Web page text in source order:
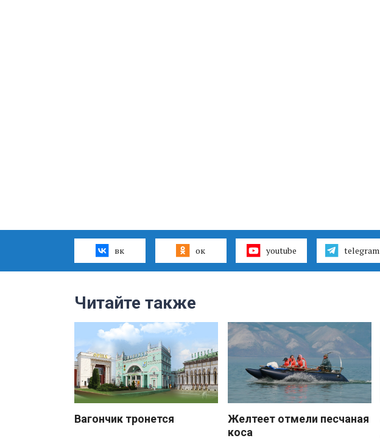
вк ок youtube telegram
Читайте также
Вагончик тронется
Желтеет отмели песчаная
коса